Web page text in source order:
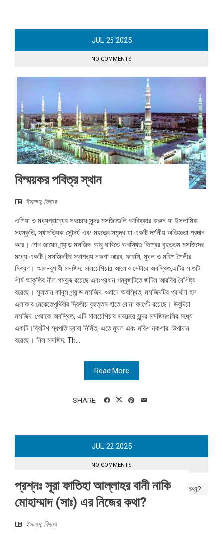
JUL 26 2025
NO COMMENTS
বিস্ময়কর পবিত্র স্থান
ইসলাম, ফিচার
এশিয়া ও মধ্যপ্রাচ্যের সবচেয়ে সুন্দর মসজিদগুলি আবিষ্কার করুন যা ইসলামিক
সংস্কৃতি, স্থাপত্যিক সৌন্দর্য এবং মহত্ত্বে সমৃদ্ধ যা একটি দর্শনীয় অভিজ্ঞতা প্রদান
করে। শেখ জায়েদ গ্র্যান্ড মসজিদ: আবু ধাবিতে অবস্থিত বিশ্বের বৃহত্তম মসজিদের
মধ্যে একটি।মসজিদটির স্থাপত্য নকশা আরব, ফারসি, মুঘল ও মরিশ শৈলীর
মিশ্রণ। আল-বুখারী মসজিদ: মালয়েশিয়ায় আলোর সেটারে অবস্থিত,এটির সাতটি
শীর্ষ আকৃতির নীল গম্বুজ রয়েছে এবংপ্রধান গম্বুজটিতে জটিল আরবিয় বৈশিষ্ট্য
রয়েছে। সুলতান কাবুস গ্র্যান্ড মসজিদ: ওমানে অবস্থিত, মসজিদটির প্রার্থনা হল
এলাকার মেঝেতেপৃথিবীর দ্বিতীয় বৃহত্তম হাতে বোনা কার্পেট রয়েছে। উবুদিয়া
মসজিদ: পেরাকে অবস্থিত, এটি মালয়েশিয়ার সবচেয়ে সুন্দর মসজিদগুলির মধ্যে
একটি।ব্রিটিশ স্থপতি দ্বারা নির্মিত, এতে মুঘল এবং মরিশ নকশার উপাদান
রয়েছে। নীল মসজিদ: Th...
Read More
SHARE
JUL 22 2025
NO COMMENTS
প্রশ্নঃ সূরা ফাতিহা আল্লাহর বানী নাকি
মোহাম্মাদ (সাঃ) এর নিজের কথা?
ইসলাম, ফিচার